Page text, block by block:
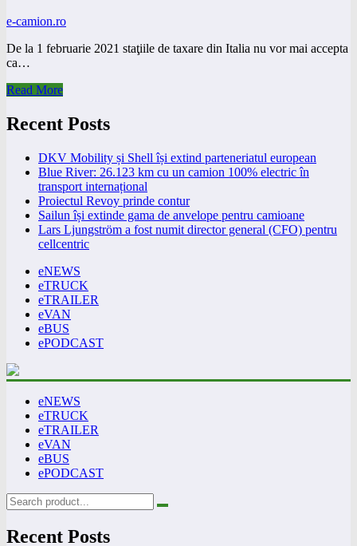
e-camion.ro
De la 1 februarie 2021 staţiile de taxare din Italia nu vor mai accepta
ca…
Read More
Recent Posts
DKV Mobility și Shell își extind parteneriatul european
Blue River: 26.123 km cu un camion 100% electric în
transport internațional
Proiectul Revoy prinde contur
Sailun își extinde gama de anvelope pentru camioane
Lars Ljungström a fost numit director general (CFO) pentru
cellcentric
eNEWS
eTRUCK
eTRAILER
eVAN
eBUS
ePODCAST
eNEWS
eTRUCK
eTRAILER
eVAN
eBUS
ePODCAST
Recent Posts